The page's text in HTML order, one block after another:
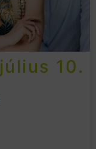
július 10.